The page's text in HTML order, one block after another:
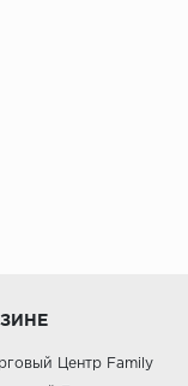
Центр Family